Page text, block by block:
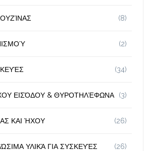
(8)
(2)
(34)
ΕΙΣΌΔΟΥ & ΘΥΡΟΤΗΛΈΦΩΝΑ (3)
ΚΑΙ ΉΧΟΥ (26)
ΥΛΙΚΆ ΓΙΑ ΣΥΣΚΕΥΈΣ (26)